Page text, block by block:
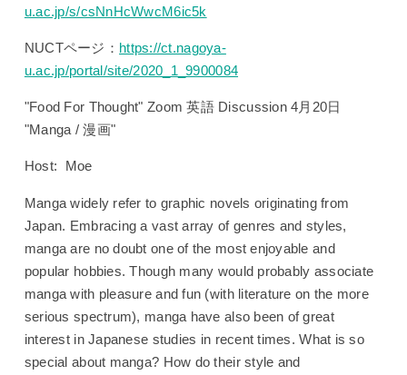
u.ac.jp/s/csNnHcWwcM6ic5k
NUCTページ： https://ct.nagoya-
u.ac.jp/portal/site/2020_1_9900084
"Food For Thought" Zoom 英語 Discussion 4月20日
"Manga / 漫画"
Host: Moe
Manga widely refer to graphic novels originating from
Japan. Embracing a vast array of genres and styles,
manga are no doubt one of the most enjoyable and
popular hobbies. Though many would probably associate
manga with pleasure and fun (with literature on the more
serious spectrum), manga have also been of great
interest in Japanese studies in recent times. What is so
special about manga? How do their style and